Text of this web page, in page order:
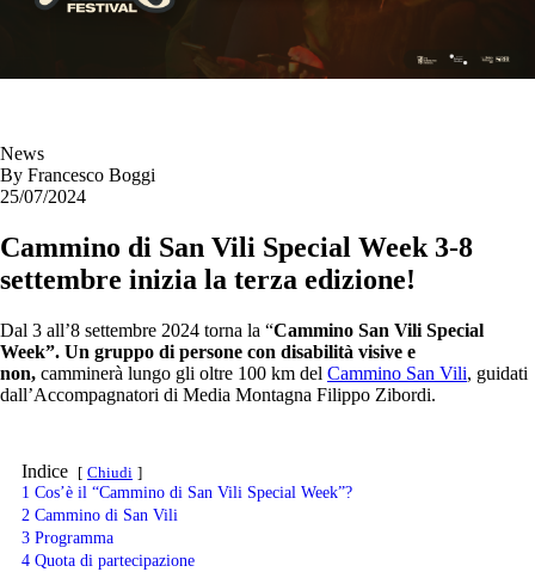
News
By Francesco Boggi
25/07/2024
Cammino di San Vili Special Week 3-8
settembre inizia la terza edizione!
Dal 3 all’8 settembre 2024 torna la “Cammino San Vili Special
Week”. Un gruppo di persone con disabilità visive e
non, camminerà lungo gli oltre 100 km del Cammino San Vili, guidati
dall’Accompagnatori di Media Montagna Filippo Zibordi.
Indice Chiudi
1 Cos’è il “Cammino di San Vili Special Week”?
2 Cammino di San Vili
3 Programma
4 Quota di partecipazione